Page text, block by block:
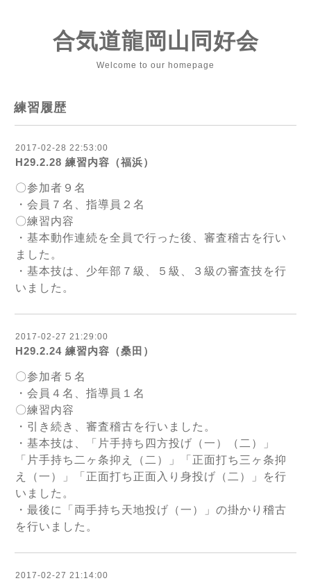
合気道龍岡山同好会
Welcome to our homepage
練習履歴
2017-02-28 22:53:00
H29.2.28 練習内容（福浜）
〇参加者９名
・会員７名、指導員２名
〇練習内容
・基本動作連続を全員で行った後、審査稽古を行い
ました。
・基本技は、少年部７級、５級、３級の審査技を行
いました。
2017-02-27 21:29:00
H29.2.24 練習内容（桑田）
〇参加者５名
・会員４名、指導員１名
〇練習内容
・引き続き、審査稽古を行いました。
・基本技は、「片手持ち四方投げ（一）（二）」
「片手持ち二ヶ条抑え（二）」「正面打ち三ヶ条抑
え（一）」「正面打ち正面入り身投げ（二）」を行
いました。
・最後に「両手持ち天地投げ（一）」の掛かり稽古
を行いました。
2017-02-27 21:14:00